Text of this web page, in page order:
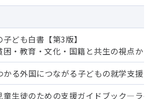
ども白書【第3版】
・教育・文化・国籍と共生の視点から
かる外国につながる子どもの就学支援
童生徒のための支援ガイドブック―ラ